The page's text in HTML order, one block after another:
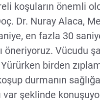
koşuların önemli
Dr. Nuray Alaca,
en fazla 30
öneriyoruz. Vücudu
birden
durmanın
var şeklinde